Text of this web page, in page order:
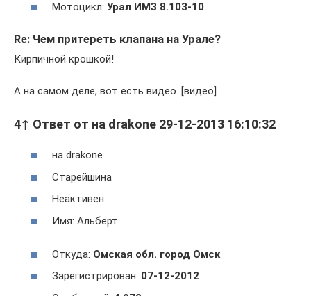
Мотоцикл: Урал ИМЗ 8.103-10
Re: Чем притереть клапана на Урале?
Кирпичной крошкой!
А на самом деле, вот есть видео. [видео]
4↑ Ответ от на drakone 29-12-2013 16:10:32
на drakone
Cтарейшина
Неактивен
Имя: Альберт
Откуда: Омская обл. город Омск
Зарегистрирован: 07-12-2012